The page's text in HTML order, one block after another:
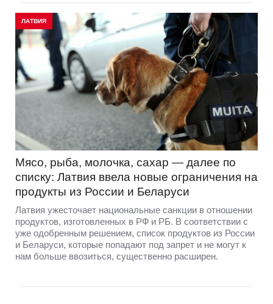
ЛАТВИЯ
Мясо, рыба, молочка, сахар — далее по
списку: Латвия ввела новые ограничения на
продукты из России и Беларуси
Латвия ужесточает национальные санкции в отношении
продуктов, изготовленных в РФ и РБ. В соответствии с
уже одобренным решением, список продуктов из России
и Беларуси, которые попадают под запрет и не могут к
нам больше ввозиться, существенно расширен.